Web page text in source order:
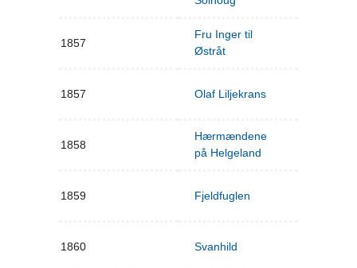
1857
Fru Inger til
Østråt
1857 Olaf Liljekrans
1858
Hærmændene
på Helgeland
1859 Fjeldfuglen
1860 Svanhild